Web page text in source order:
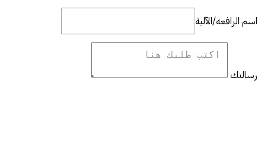
اسم الرافعة/الآلية
رسالتك